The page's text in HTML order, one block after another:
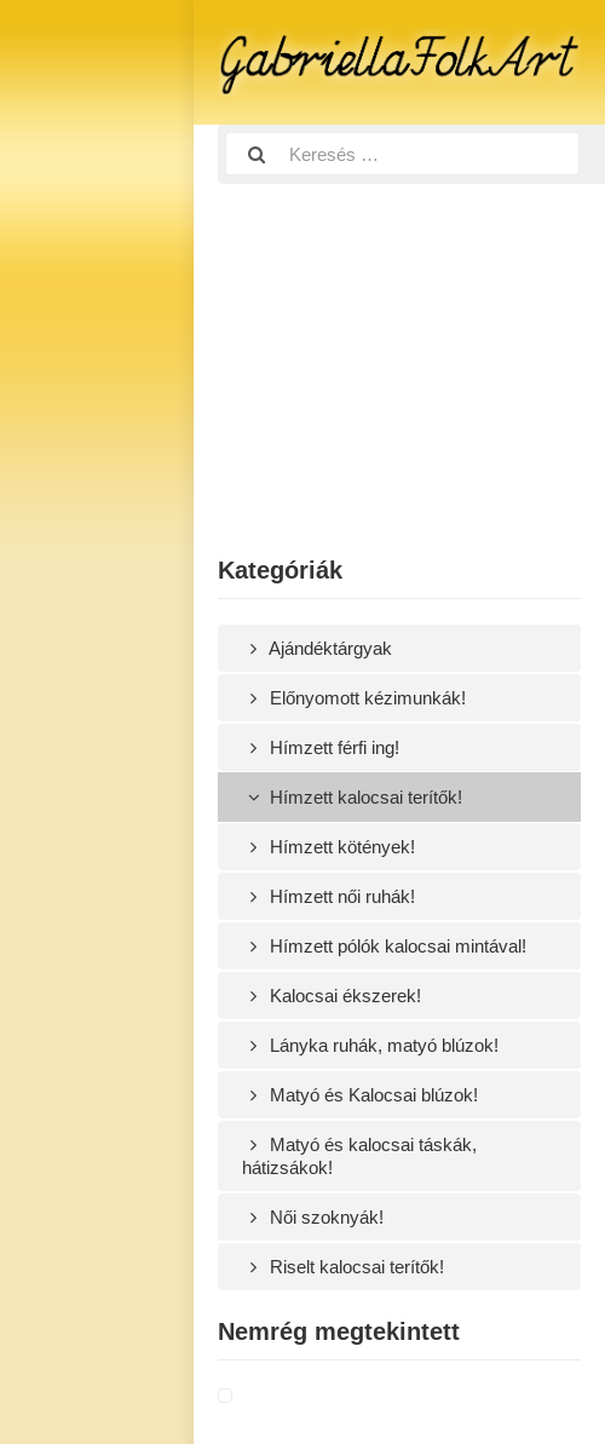
Kategóriák
Ajándéktárgyak
Előnyomott kézimunkák!
Hímzett férfi ing!
Hímzett kalocsai terítők!
Hímzett kötények!
Hímzett női ruhák!
Hímzett pólók kalocsai mintával!
Kalocsai ékszerek!
Lányka ruhák, matyó blúzok!
Matyó és Kalocsai blúzok!
Matyó és kalocsai táskák,
hátizsákok!
Női szoknyák!
Riselt kalocsai terítők!
Nemrég megtekintett